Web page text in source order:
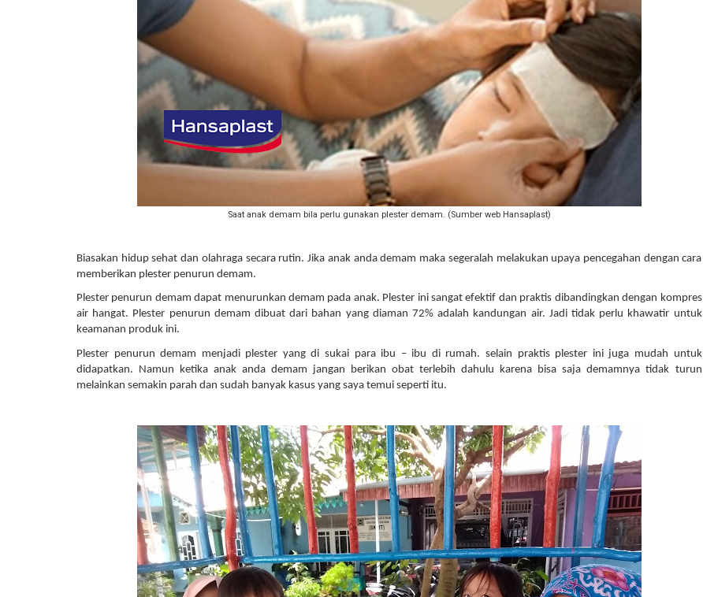
Saat anak demam bila perlu gunakan plester demam. (Sumber web Hansaplast)
Biasakan hidup sehat dan olahraga secara rutin. Jika anak anda demam maka segeralah melakukan upaya pencegahan dengan cara
memberikan plester penurun demam.
Plester penurun demam dapat menurunkan demam pada anak. Plester ini sangat efektif dan praktis dibandingkan dengan kompres
air hangat. Plester penurun demam dibuat dari bahan yang diaman 72% adalah kandungan air. Jadi tidak perlu khawatir untuk
keamanan produk ini.
Plester penurun demam menjadi plester yang di sukai para ibu – ibu di rumah. selain praktis plester ini juga mudah untuk
didapatkan. Namun ketika anak anda demam jangan berikan obat terlebih dahulu karena bisa saja demamnya tidak turun
melainkan semakin parah dan sudah banyak kasus yang saya temui seperti itu.